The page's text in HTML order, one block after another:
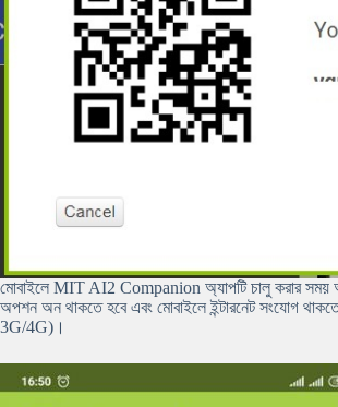
মোবাইলে MIT AI2 Companion অ্যাপটি চালু করার সময়
অপশন অন থাকতে হবে এবং মোবাইলে ইন্টারনেট সংযোগ
3G/4G)।